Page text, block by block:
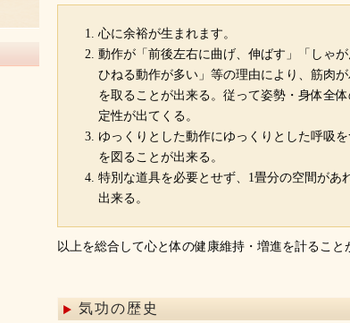
心に余裕が生まれます。
動作が「前後左右に曲げ、伸ばす」「しゃ
ひねる動作が多い」等の理由により、筋肉
を取ることが出来る。従って姿勢・身体全
定性が出てくる。
ゆっくりとした動作にゆっくりとした呼吸
を図ることが出来る。
特別な道具を必要とせず、1畳分の空間があ
出来る。
以上を総合して心と体の健康維持・増進を計ること
気功の歴史